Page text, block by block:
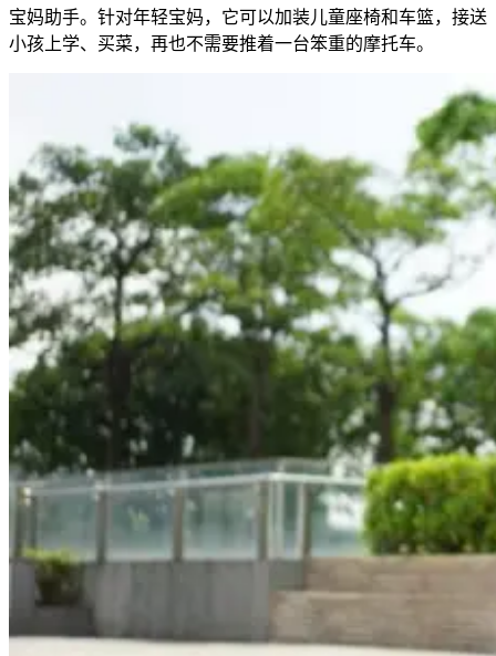
宝妈助手。针对年轻宝妈，它可以加装儿童座椅和车篮，接送
小孩上学、买菜，再也不需要推着一台笨重的摩托车。